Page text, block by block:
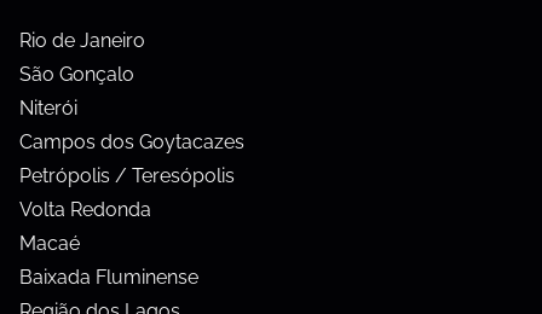
Rio de Janeiro
São Gonçalo
Niterói
Campos dos Goytacazes
Petrópolis / Teresópolis
Volta Redonda
Macaé
Baixada Fluminense